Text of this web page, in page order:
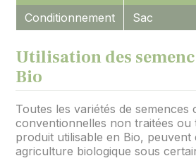
Conditionnement Sac
Utilisation des
Bio
Toutes les variétés de semences
conventionnelles non traitées ou
produit utilisable en Bio, peuvent
agriculture biologique sous